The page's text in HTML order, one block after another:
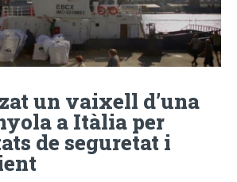
un vaixell d’una
a Itàlia per
de seguretat i